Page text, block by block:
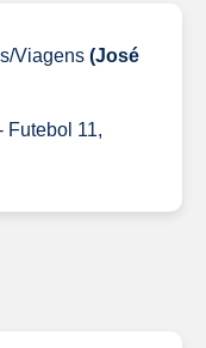
Viagens (José
Futebol 11,